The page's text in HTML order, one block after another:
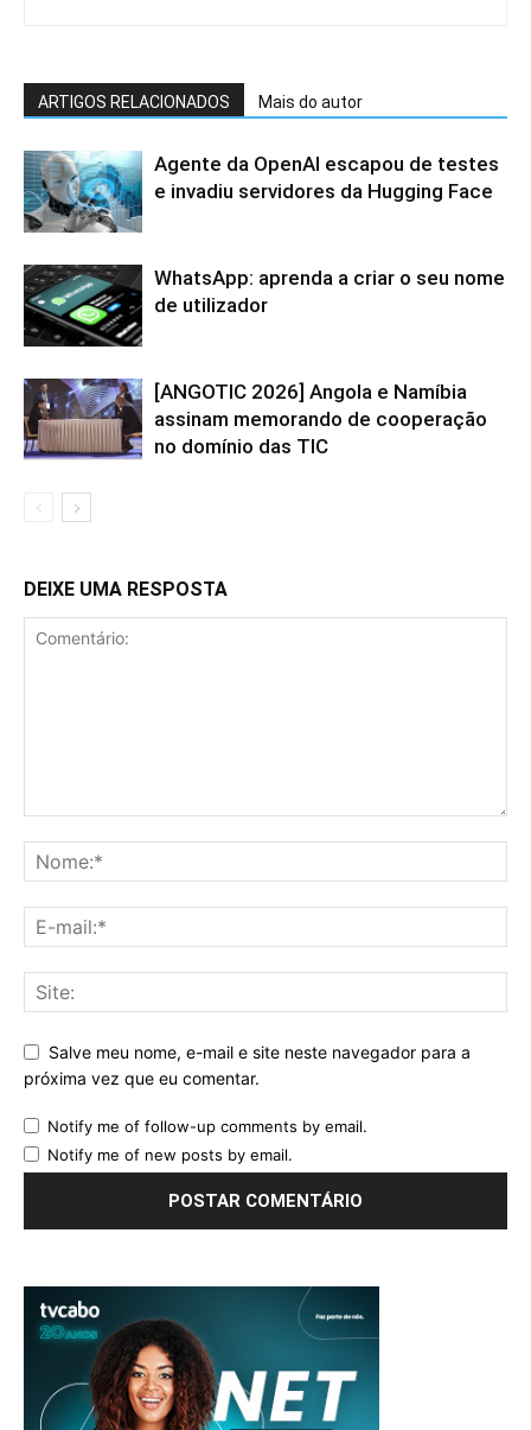
ARTIGOS RELACIONADOS Mais do autor
Agente da OpenAI escapou de testes
e invadiu servidores da Hugging Face
WhatsApp: aprenda a criar o seu nome
de utilizador
[ANGOTIC 2026] Angola e Namíbia
assinam memorando de cooperação
no domínio das TIC
DEIXE UMA RESPOSTA
Salve meu nome, e-mail e site neste navegador para a
próxima vez que eu comentar.
Notify me of follow-up comments by email.
Notify me of new posts by email.